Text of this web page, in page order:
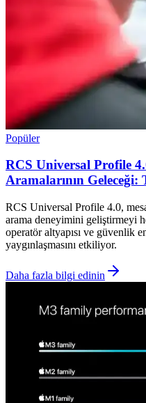
Popüler
RCS Universal Profile
Aramalarının
RCS Universal Profile 4.0,
arama deneyimini geliştirmeyi
operatör altyapısı ve güvenlik
yaygınlaşmasını etkiliyor.
Daha fazla bilgi edinin